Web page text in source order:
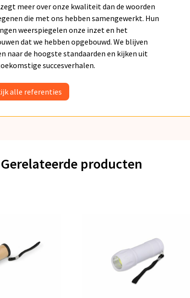
meer over onze kwaliteit dan de woorden
die met ons hebben samengewerkt. Hun
weerspiegelen onze inzet en het
dat we hebben opgebouwd. We blijven
naar de hoogste standaarden en kijken uit
succesverhalen.
alle referenties
Gerelateerde producten